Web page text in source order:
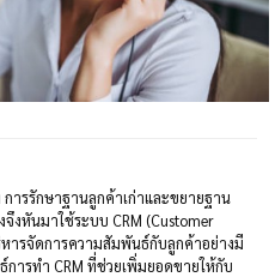
ารรักษาฐานลูกค้าเก่าและขยายฐาน
งหันมาใช้ระบบ CRM (Customer
ารจัดการความสัมพันธ์กับลูกค้าอย่างมี
ารทำ CRM ที่ช่วยเพิ่มยอดขายให้กับ